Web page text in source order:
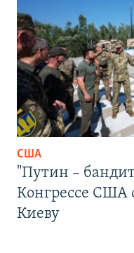
США
"Путин –
Конгрессе США
Киеву